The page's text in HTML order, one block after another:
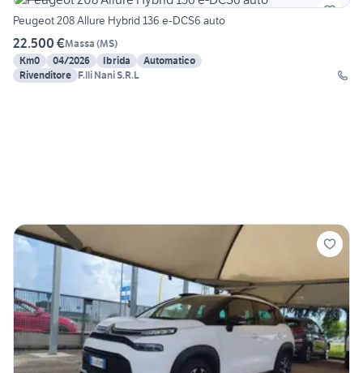
Peugeot 208 Allure Hybrid 136 e-DCS6 auto
22.500 €Massa (MS)
Km0
04/2026 Ibrida
Automatico
Rivenditore F.lli Nani S.R.L